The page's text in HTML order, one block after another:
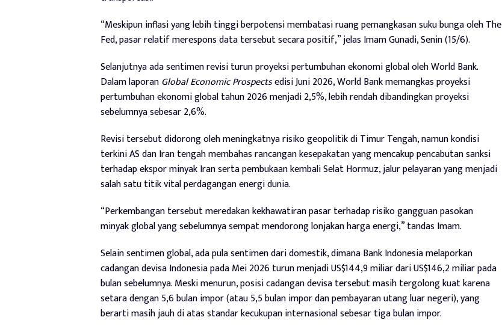
“Meskipun inflasi yang lebih tinggi berpotensi membatasi ruang pemangkasan suku bunga oleh The
Fed, pasar relatif merespons data tersebut secara positif,” jelas Imam Gunadi, Senin (15/6).
Selanjutnya ada sentimen revisi turun proyeksi pertumbuhan ekonomi global oleh World Bank.
Dalam laporanGlobal Economic Prospectsedisi Juni 2026, World Bank memangkas proyeksi
pertumbuhan ekonomi global tahun 2026 menjadi 2,5%, lebih rendah dibandingkan proyeksi
sebelumnya sebesar 2,6%.
Revisi tersebut didorong oleh meningkatnya risiko geopolitik di Timur Tengah, namun kondisi
terkini AS dan Iran tengah membahas rancangan kesepakatan yang mencakup pencabutan sanksi
terhadap ekspor minyak Iran serta pembukaan kembali Selat Hormuz, jalur pelayaran yang menjadi
salah satu titik vital perdagangan energi dunia.
“Perkembangan tersebut meredakan kekhawatiran pasar terhadap risiko gangguan pasokan
minyak global yang sebelumnya sempat mendorong lonjakan harga energi,” tandas Imam.
Selain sentimen global, ada pula sentimen dari domestik, dimana Bank Indonesia melaporkan
cadangan devisa Indonesia pada Mei 2026 turun menjadi US$144,9 miliar dari US$146,2 miliar pada
bulan sebelumnya. Meski menurun, posisi cadangan devisa tersebut masih tergolong kuat karena
setara dengan 5,6 bulan impor (atau 5,5 bulan impor dan pembayaran utang luar negeri), yang
berarti masih jauh di atas standar kecukupan internasional sebesar tiga bulan impor.